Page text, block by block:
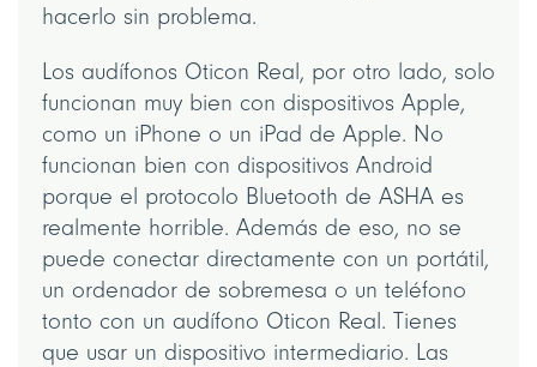
hacerlo sin problema.
Los audífonos Oticon Real, por otro lado, solo
funcionan muy bien con dispositivos Apple,
como un iPhone o un iPad de Apple. No
funcionan bien con dispositivos Android
porque el protocolo Bluetooth de ASHA es
realmente horrible. Además de eso, no se
puede conectar directamente con un portátil,
un ordenador de sobremesa o un teléfono
tonto con un audífono Oticon Real. Tienes
que usar un dispositivo intermediario. Las